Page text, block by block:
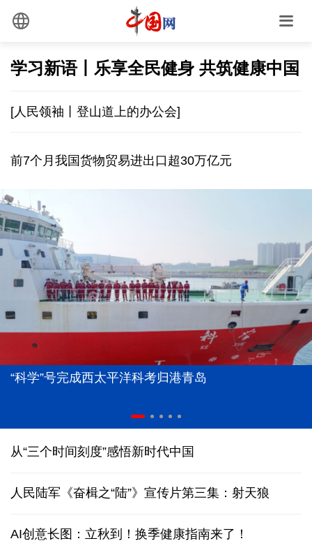
学习新语丨乐享全民健身 共筑健康中国
[人民领袖丨登山道上的办公会]
前7个月我国货物贸易进出口超30万亿元
“科学”号完成西太平洋科考归港青岛
从“三个时间刻度”感悟新时代中国
人民陆军《奋楫之“陆”》宣传片第三集：射天狼
AI创意长图：立秋到！换季健康指南来了！